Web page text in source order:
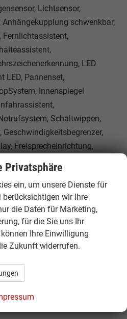
Lichtsensor,
schwenkbar,
Fernlichtassistent,
LED-
LED, Pannenset,
Innenspiegel
Schaltwippen,
Freisprecheinrichtung,
LED-Rückleuchten,
01.06.2026
Privatsphäre
ein, um unsere Dienste für
berücksichtigen wir Ihre
die Daten für Marketing,
für die Sie uns Ihr
Ihre Einwilligung
Zukunft widerrufen.